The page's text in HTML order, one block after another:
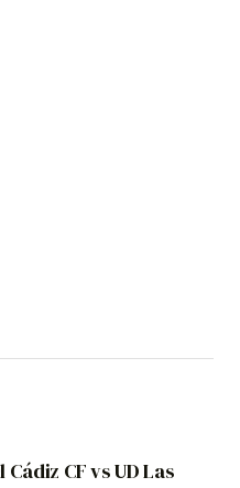
CF vs UD Las